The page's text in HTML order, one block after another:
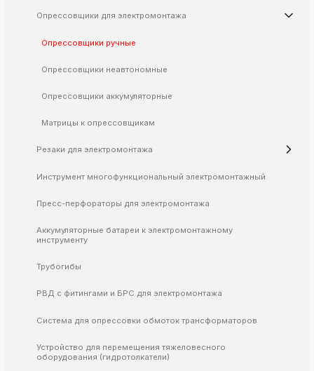
ksldkfjsdlfkjsls;ldfkgjsdl;kfkфыва
ksldkfjsdlfkjsls;ldfkgjsdl;kfkфыва
k
ksldkfjsdlfkjsls;ldfkgjsdl;kfkфыва
k
ksldkfjsdlfkjsls;ldfkgjsdl;kfkфыва
ksldkfjsdlfkjsls;ldfkgjsdl;kfkфыва
k
ksldkfjsdlfkjsls;ldfkgjsdl;kfkфыва
Опрессовщики для электромонтажа
Опрессовщики ручные
Опрессовщики неавтономные
Опрессовщики аккумуляторные
Матрицы к опрессовщикам
Резаки для электромонтажа
Инструмент многофункциональный электромонтажный
Пресс-перфораторы для электромонтажа
Аккумуляторные батареи к электромонтажному
инструменту
Трубогибы
РВД с фитингами и БРС для электромонтажа
Система для опрессовки обмоток трансформаторов
Устройство для перемещения тяжеловесного
оборудования (гидротолкатели)